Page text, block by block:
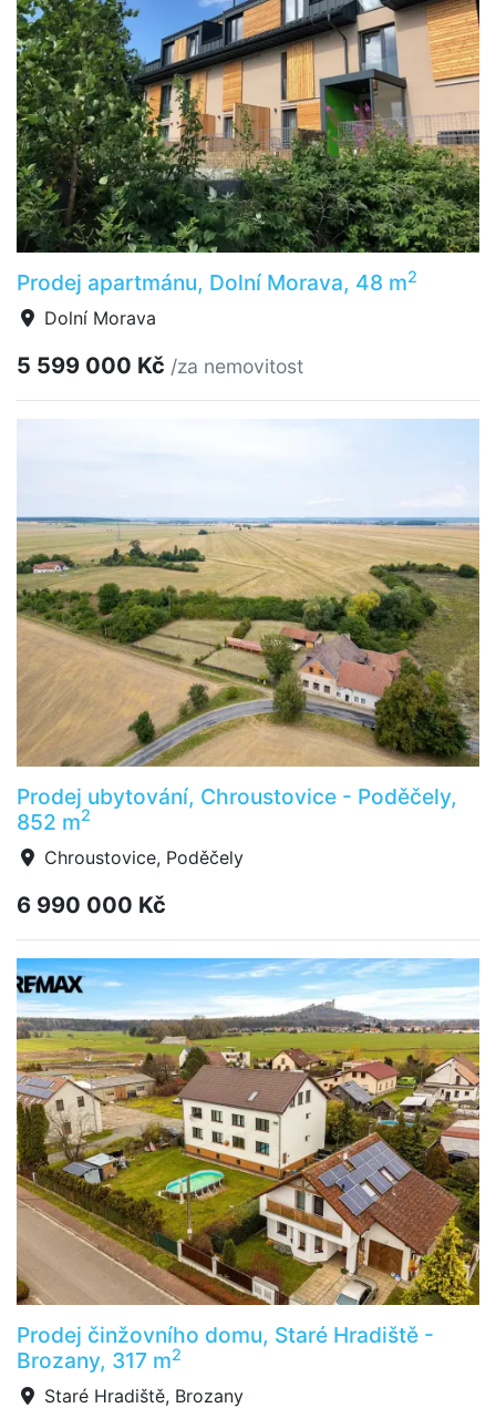
Prodej apartmánu, Dolní Morava, 48 m2
Dolní Morava
5 599 000 Kč /za nemovitost
Prodej ubytování, Chroustovice - Poděčely,
852 m2
Chroustovice, Poděčely
6 990 000 Kč
Prodej činžovního domu, Staré Hradiště -
Brozany, 317 m2
Staré Hradiště, Brozany